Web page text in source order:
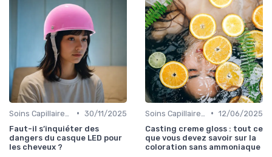
• 30/11/2025
Faut-il s’inquiéter des
dangers du casque LED pour
les cheveux ?
• 12/06/2025
Casting creme gloss : tout ce
que vous devez savoir sur la
coloration sans ammoniaque